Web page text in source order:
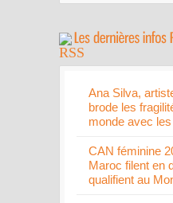
Ana Silva,
brode les
monde avec
CAN féminine
Maroc filent en
qualifient au